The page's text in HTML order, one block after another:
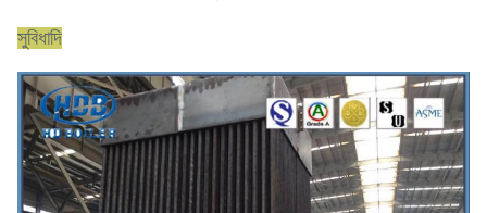
সুবিধাদি